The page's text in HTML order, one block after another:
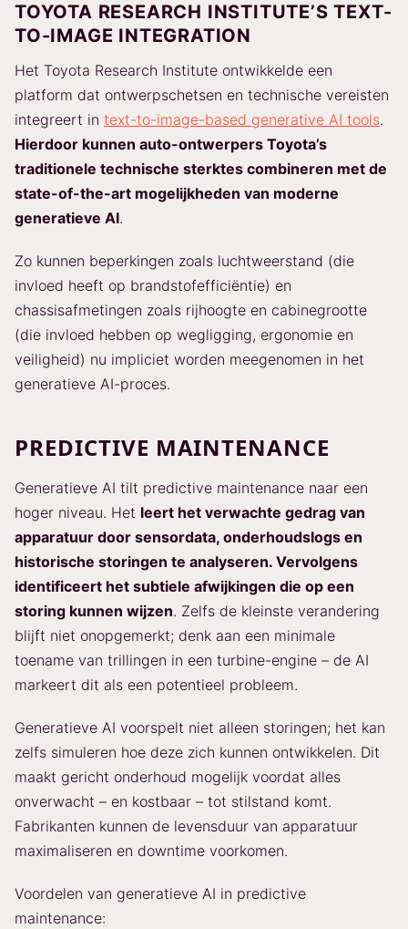
TOYOTA RESEARCH INSTITUTE’S TEXT-
TO-IMAGE INTEGRATION
Het Toyota Research Institute ontwikkelde een
platform dat ontwerpschetsen en technische vereisten
integreert in text-to-image-based generative AI tools.
Hierdoor kunnen auto-ontwerpers Toyota’s
traditionele technische sterktes combineren met de
state-of-the-art mogelijkheden van moderne
generatieve AI.
Zo kunnen beperkingen zoals luchtweerstand (die
invloed heeft op brandstofefficiëntie) en
chassisafmetingen zoals rijhoogte en cabinegrootte
(die invloed hebben op wegligging, ergonomie en
veiligheid) nu impliciet worden meegenomen in het
generatieve AI-proces.
PREDICTIVE MAINTENANCE
Generatieve AI tilt predictive maintenance naar een
hoger niveau. Het leert het verwachte gedrag van
apparatuur door sensordata, onderhoudslogs en
historische storingen te analyseren. Vervolgens
identificeert het subtiele afwijkingen die op een
storing kunnen wijzen. Zelfs de kleinste verandering
blijft niet onopgemerkt; denk aan een minimale
toename van trillingen in een turbine-engine – de AI
markeert dit als een potentieel probleem.
Generatieve AI voorspelt niet alleen storingen; het kan
zelfs simuleren hoe deze zich kunnen ontwikkelen. Dit
maakt gericht onderhoud mogelijk voordat alles
onverwacht – en kostbaar – tot stilstand komt.
Fabrikanten kunnen de levensduur van apparatuur
maximaliseren en downtime voorkomen.
Voordelen van generatieve AI in predictive
maintenance: